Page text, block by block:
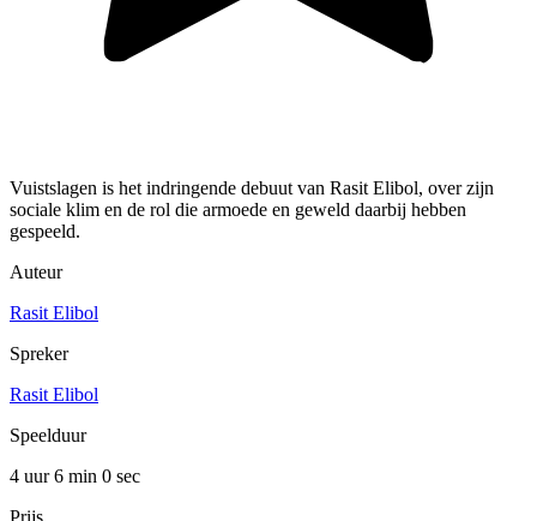
Vuistslagen is het indringende debuut van Rasit Elibol, over zijn
sociale klim en de rol die armoede en geweld daarbij hebben
gespeeld.
Auteur
Rasit Elibol
Spreker
Rasit Elibol
Speelduur
4 uur 6 min 0 sec
Prijs